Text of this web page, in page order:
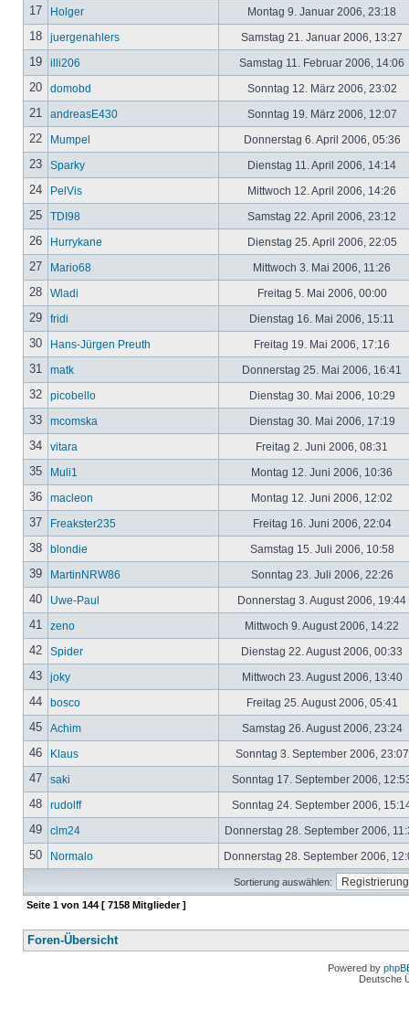
17 Holger Montag 9. Januar 2006, 23:18
18 juergenahlers Samstag 21. Januar 2006, 13:27
19 illi206 Samstag 11. Februar 2006, 14:06
20 domobd Sonntag 12. März 2006, 23:02
21 andreasE430 Sonntag 19. März 2006, 12:07
22 Mumpel Donnerstag 6. April 2006, 05:36
23 Sparky Dienstag 11. April 2006, 14:14
24 PelVis Mittwoch 12. April 2006, 14:26
25 TDI98 Samstag 22. April 2006, 23:12
26 Hurrykane Dienstag 25. April 2006, 22:05
27 Mario68 Mittwoch 3. Mai 2006, 11:26
28 Wladi Freitag 5. Mai 2006, 00:00
29 fridi Dienstag 16. Mai 2006, 15:11
30 Hans-Jürgen Preuth Freitag 19. Mai 2006, 17:16
31 matk Donnerstag 25. Mai 2006, 16:41
32 picobello Dienstag 30. Mai 2006, 10:29
33 mcomska Dienstag 30. Mai 2006, 17:19
34 vitara Freitag 2. Juni 2006, 08:31
35 Muli1 Montag 12. Juni 2006, 10:36
36 macleon Montag 12. Juni 2006, 12:02
37 Freakster235 Freitag 16. Juni 2006, 22:04
38 blondie Samstag 15. Juli 2006, 10:58
39 MartinNRW86 Sonntag 23. Juli 2006, 22:26
40 Uwe-Paul Donnerstag 3. August 2006, 19:44
41 zeno Mittwoch 9. August 2006, 14:22
42 Spider Dienstag 22. August 2006, 00:33
43 joky Mittwoch 23. August 2006, 13:40
44 bosco Freitag 25. August 2006, 05:41
45 Achim Samstag 26. August 2006, 23:24
46 Klaus Sonntag 3. September 2006,
47 saki Sonntag 17. September 2006,
48 rudolff Sonntag 24. September 2006,
49 clm24 Donnerstag 28. September 2006,
50 Normalo Donnerstag 28. September 2006,
Sortierung auswählen:
Seite 1 von 144 [ 7158 Mitglieder ]
Foren-Übersicht
Powered by
Deutsche